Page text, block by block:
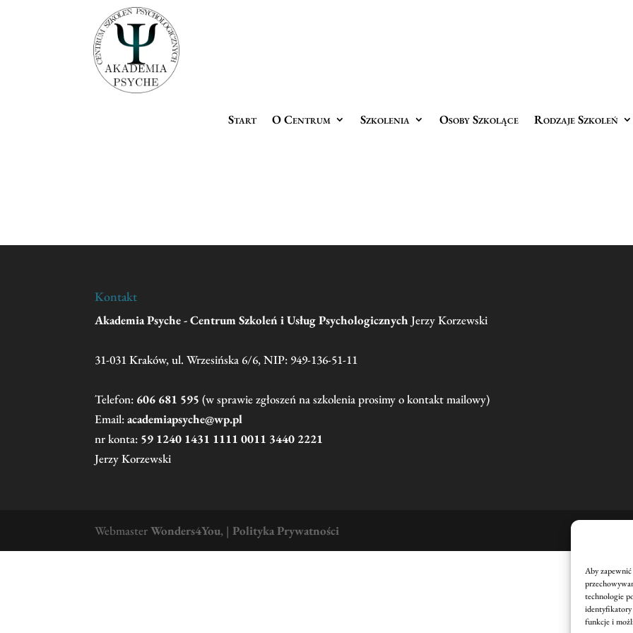
Aby
technologie
identyfikatory
funkcje i
Start O Centrum Szkolenia Osoby Szkolące Rodzaje Szkoleń
Kontakt
Akademia Psyche - Centrum Szkoleń i Usług Psychologicznych Jerzy Korzewski
31-031 Kraków, ul. Wrzesińska 6/6, NIP: 949-136-51-11
Telefon: 606 681 595 (w sprawie zgłoszeń na szkolenia prosimy o kontakt mailowy)
Email:academiapsyche@wp.pl
nr konta: 59 1240 1431 1111 0011 3440 2221
Jerzy Korzewski
WebmasterWonders4You, |Polityka Prywatności